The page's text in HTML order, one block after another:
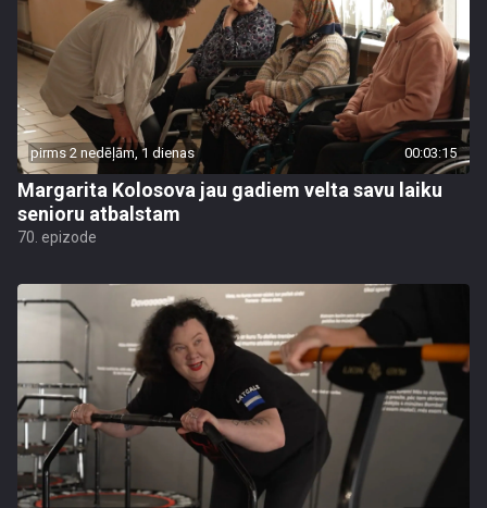
pirms 2 nedēļām, 1 dienas 00:03:15
Margarita Kolosova jau gadiem velta savu laiku
senioru atbalstam
70. epizode